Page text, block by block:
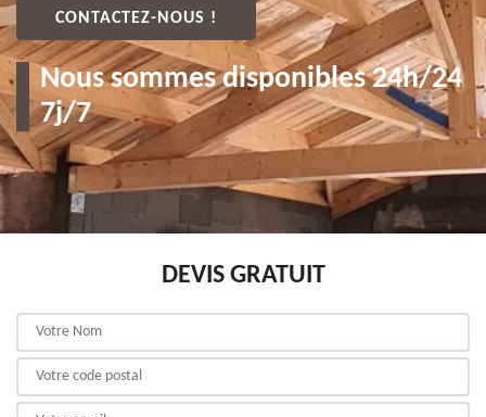
CONTACTEZ-NOUS !
Nous sommes disponibles 24h/24
7j/7
DEVIS GRATUIT